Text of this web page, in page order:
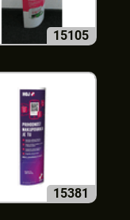
15105
15381